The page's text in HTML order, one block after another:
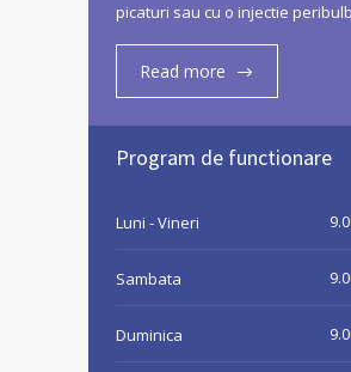
picaturi sau cu o injectie
Read more
Program de functionare
Luni - Vineri
Sambata
Duminica